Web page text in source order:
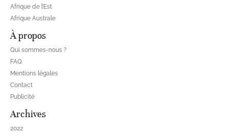
Afrique de l’Est
Afrique Australe
À propos
Qui sommes-nous ?
FAQ
Mentions légales
Contact
Publicité
Archives
2022